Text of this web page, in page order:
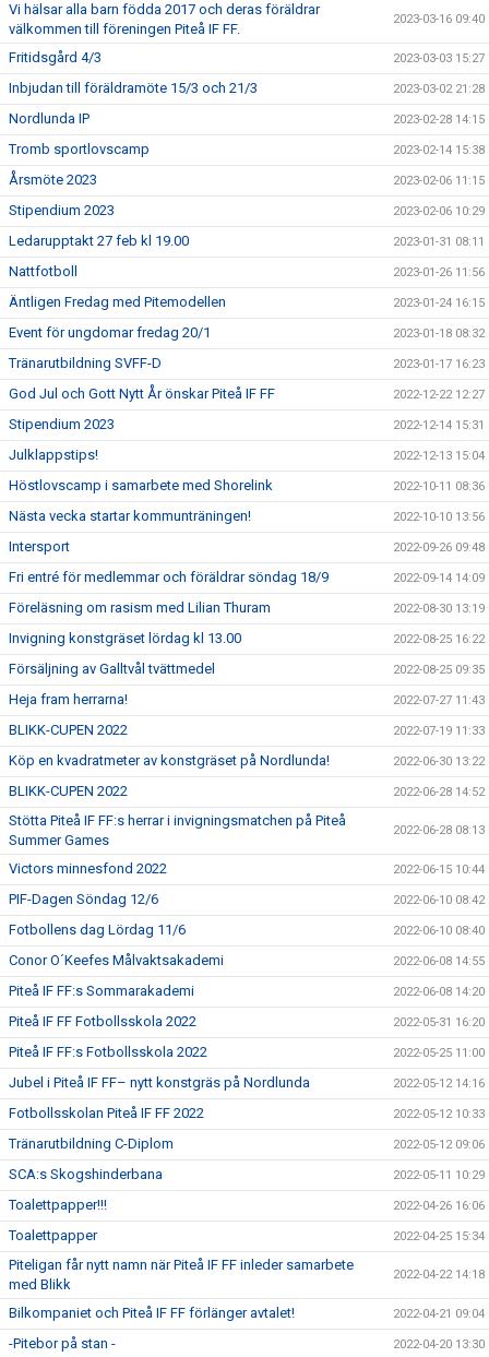
Vi hälsar alla barn födda 2017 och deras föräldrar
välkommen till föreningen Piteå IF FF.
2023-03-16 09:40
Fritidsgård 4/3 2023-03-03 15:27
Inbjudan till föräldramöte 15/3 och 21/3 2023-03-02 21:28
Nordlunda IP 2023-02-28 14:15
Tromb sportlovscamp 2023-02-14 15:38
Årsmöte 2023 2023-02-06 11:15
Stipendium 2023 2023-02-06 10:29
Ledarupptakt 27 feb kl 19.00 2023-01-31 08:11
Nattfotboll 2023-01-26 11:56
Äntligen Fredag med Pitemodellen 2023-01-24 16:15
Event för ungdomar fredag 20/1 2023-01-18 08:32
Tränarutbildning SVFF-D 2023-01-17 16:23
God Jul och Gott Nytt År önskar Piteå IF FF 2022-12-22 12:27
Stipendium 2023 2022-12-14 15:31
Julklappstips! 2022-12-13 15:04
Höstlovscamp i samarbete med Shorelink 2022-10-11 08:36
Nästa vecka startar kommunträningen! 2022-10-10 13:56
Intersport 2022-09-26 09:48
Fri entré för medlemmar och föräldrar söndag 18/9 2022-09-14 14:09
Föreläsning om rasism med Lilian Thuram 2022-08-30 13:19
Invigning konstgräset lördag kl 13.00 2022-08-25 16:22
Försäljning av Galltvål tvättmedel 2022-08-25 09:35
Heja fram herrarna! 2022-07-27 11:43
BLIKK-CUPEN 2022 2022-07-19 11:33
Köp en kvadratmeter av konstgräset på Nordlunda! 2022-06-30 13:22
BLIKK-CUPEN 2022 2022-06-28 14:52
Stötta Piteå IF FF:s herrar i invigningsmatchen på Piteå
Summer Games
2022-06-28 08:13
Victors minnesfond 2022 2022-06-15 10:44
PIF-Dagen Söndag 12/6 2022-06-10 08:42
Fotbollens dag Lördag 11/6 2022-06-10 08:40
Conor O´Keefes Målvaktsakademi 2022-06-08 14:55
Piteå IF FF:s Sommarakademi 2022-06-08 14:20
Piteå IF FF Fotbollsskola 2022 2022-05-31 16:20
Piteå IF FF:s Fotbollsskola 2022 2022-05-25 11:00
Jubel i Piteå IF FF– nytt konstgräs på Nordlunda 2022-05-12 14:16
Fotbollsskolan Piteå IF FF 2022 2022-05-12 10:33
Tränarutbildning C-Diplom 2022-05-12 09:06
SCA:s Skogshinderbana 2022-05-11 10:29
Toalettpapper!!! 2022-04-26 16:06
Toalettpapper 2022-04-25 15:34
Piteligan får nytt namn när Piteå IF FF inleder samarbete
med Blikk
2022-04-22 14:18
Bilkompaniet och Piteå IF FF förlänger avtalet! 2022-04-21 09:04
-Pitebor på stan - 2022-04-20 13:30